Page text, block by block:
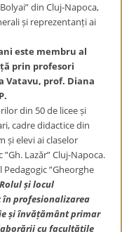
din Cluj-Napoca,
și reprezentanți ai
este membru al
prin profesori
Vatavu, prof. Diana
din 50 de licee și
cadre didactice din
și elevi ai claselor
Lazăr” Cluj-Napoca.
”Gheorghe
Rolul și locul
profesionalizarea
și învățământ primar
cu facultățile